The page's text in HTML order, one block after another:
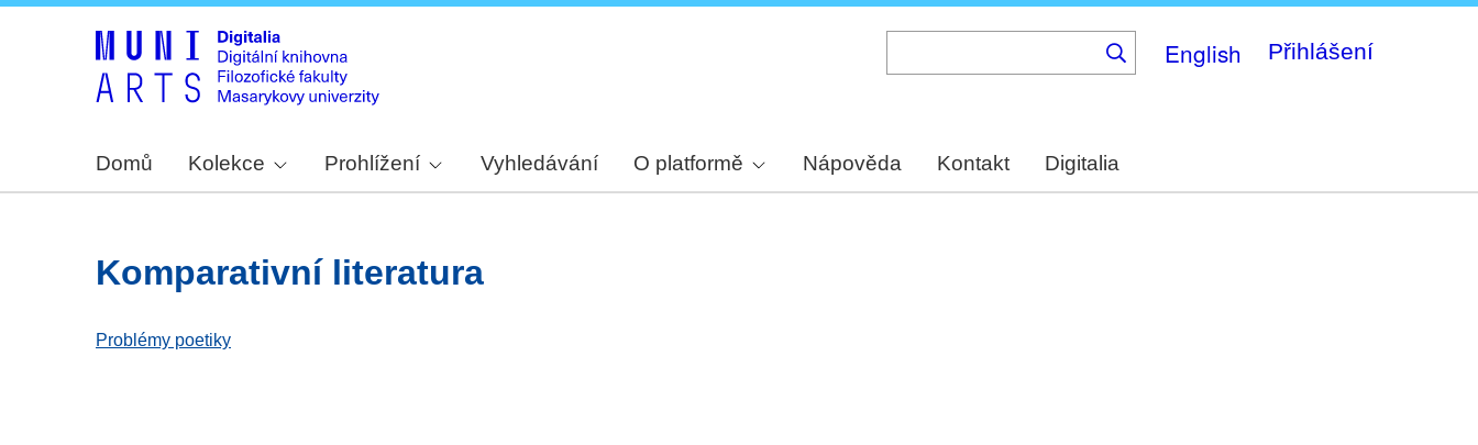
English Přihlášení
Domů Kolekce Prohlížení Vyhledávání O platformě Nápověda Kontakt Digitalia
komparativní literatura
Problémy poetiky